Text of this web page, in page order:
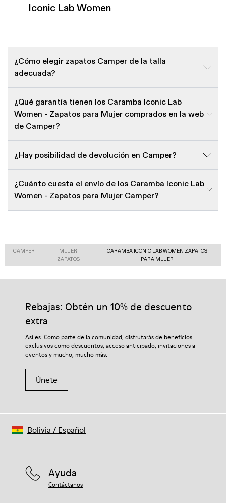
Iconic Lab Women
¿Cómo elegir zapatos Camper de la talla
adecuada?
¿Qué garantía tienen los Caramba Iconic Lab
Women - Zapatos para Mujer comprados en la web
de Camper?
¿Hay posibilidad de devolución en Camper?
¿Cuánto cuesta el envío de los Caramba Iconic Lab
Women - Zapatos para Mujer Camper?
CAMPER
MUJER
ZAPATOS
CARAMBA ICONIC LAB WOMEN ZAPATOS
PARA MUJER
Rebajas: Obtén un 10% de descuento
extra
Así es. Como parte de la comunidad, disfrutarás de beneficios
exclusivos como descuentos, acceso anticipado, invitaciones a
eventos y mucho, mucho más.
Únete
Ayuda
Contáctanos
Bolivia / Español